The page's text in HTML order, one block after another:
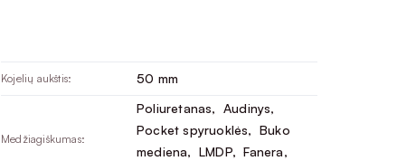
Kojelių aukštis: 50 mm
Medžiagiškumas:
Poliuretanas, Audinys,
Pocket spyruoklės, Buko
mediena, LMDP, Fanera,